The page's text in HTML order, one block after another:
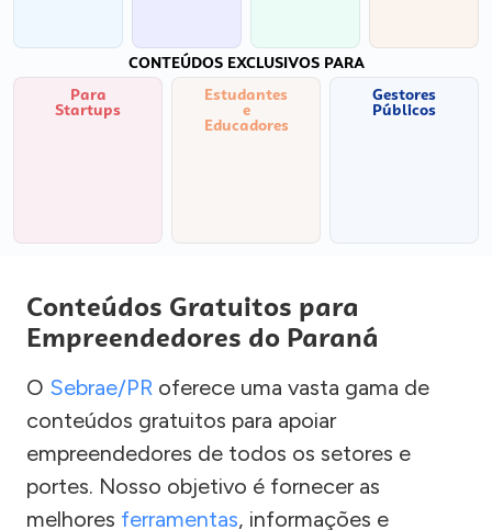
CONTEÚDOS EXCLUSIVOS PARA
Para
Startups
Estudantes
e
Educadores
Gestores
Públicos
Conteúdos Gratuitos para
Empreendedores do Paraná
O Sebrae/PR oferece uma vasta gama de
conteúdos gratuitos para apoiar
empreendedores de todos os setores e
portes. Nosso objetivo é fornecer as
melhores ferramentas, informações e